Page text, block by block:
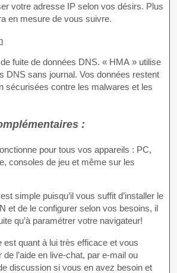
votre adresse IP selon vos désirs. Plus
en mesure de vous suivre.
fuite de données DNS. « HMA » utilise
DNS sans journal. Vos données restent
sécurisées contre les malwares et les
:
pour tous vos appareils : PC,
consoles de jeu et même sur les
simple puisqu’il vous suffit d’installer le
et de le configurer selon vos besoins, il
qu’à paramétrer votre navigateur!
est quant à lui très efficace et vous
l’aide en live-chat, par e-mail ou
discussion si vous en avez besoin et